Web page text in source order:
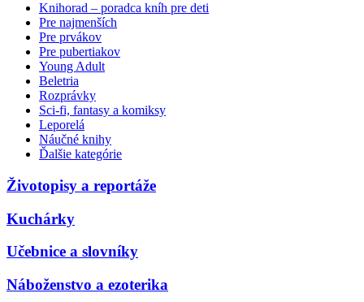
Knihorad – poradca kníh pre deti
Pre najmenších
Pre prvákov
Pre pubertiakov
Young Adult
Beletria
Rozprávky
Sci-fi, fantasy a komiksy
Leporelá
Náučné knihy
Ďalšie kategórie
Životopisy a reportáže
Kuchárky
Učebnice a slovníky
Náboženstvo a ezoterika